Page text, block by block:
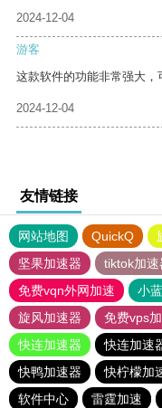
2024-12-04
游客
这款软件的功能非常强大，
2024-12-04
友情链接
网站地图 QuickQ
坚果加速器
tiktok加速
免费vqn外网加速
小
旋风加速器
免费vps
快连加速器
快连加速
快鸭加速器
快柠檬加
软件中心
雷霆加速